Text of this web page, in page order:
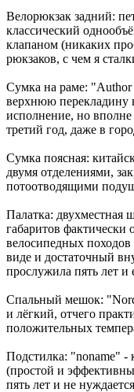
Велорюкзак задний:
классический
клапаном (никаких
рюкзаков, с чем я
Сумка на раме: "Author
верхнюю перекладину
исполнение, но
третий год, даже в
Сумка поясная:
двумя отделениями,
потоотводящими
Палатка:
габаритов фактически
велосипедных
виде и достаточный
прослужила пять лет
Спальный мешок:
и лёгкий, отчего
положительных
Подстилка: "noname" -
(простой и
пять лет и не